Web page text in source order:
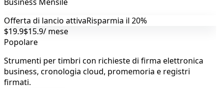
Offerta di lancio attivaRisparmia il 20%
$19.9$15.9/ mese
Popolare
Strumenti per timbri con richieste di firma elettronica
business, cronologia cloud, promemoria e registri
firmati.